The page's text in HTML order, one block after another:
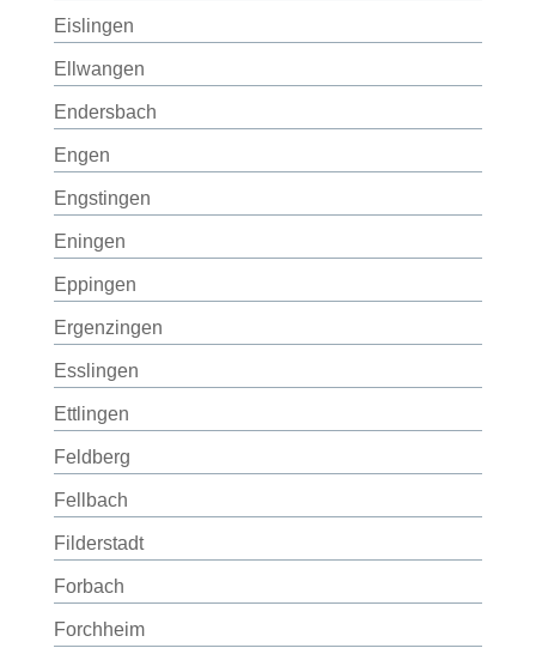
Eislingen
Ellwangen
Endersbach
Engen
Engstingen
Eningen
Eppingen
Ergenzingen
Esslingen
Ettlingen
Feldberg
Fellbach
Filderstadt
Forbach
Forchheim